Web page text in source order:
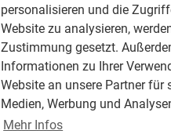
personalisieren und die
Website zu analysieren,
Zustimmung gesetzt.
Informationen zu Ihrer
Website an unsere Partner für
Medien, Werbung und
Mehr Infos